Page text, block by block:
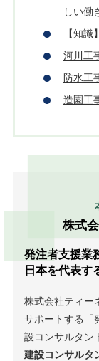
しい働
【知
河川工
防水工
造園工
株式
発注者支援業
日本を代表す
株式会社ティー
サポートする「
設コンサルタン
建設コンサルタ